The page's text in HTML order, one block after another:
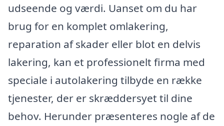
udseende og værdi. Uanset om du har
brug for en komplet omlakering,
reparation af skader eller blot en delvis
lakering, kan et professionelt firma med
speciale i autolakering tilbyde en række
tjenester, der er skræddersyet til dine
behov. Herunder præsenteres nogle af de